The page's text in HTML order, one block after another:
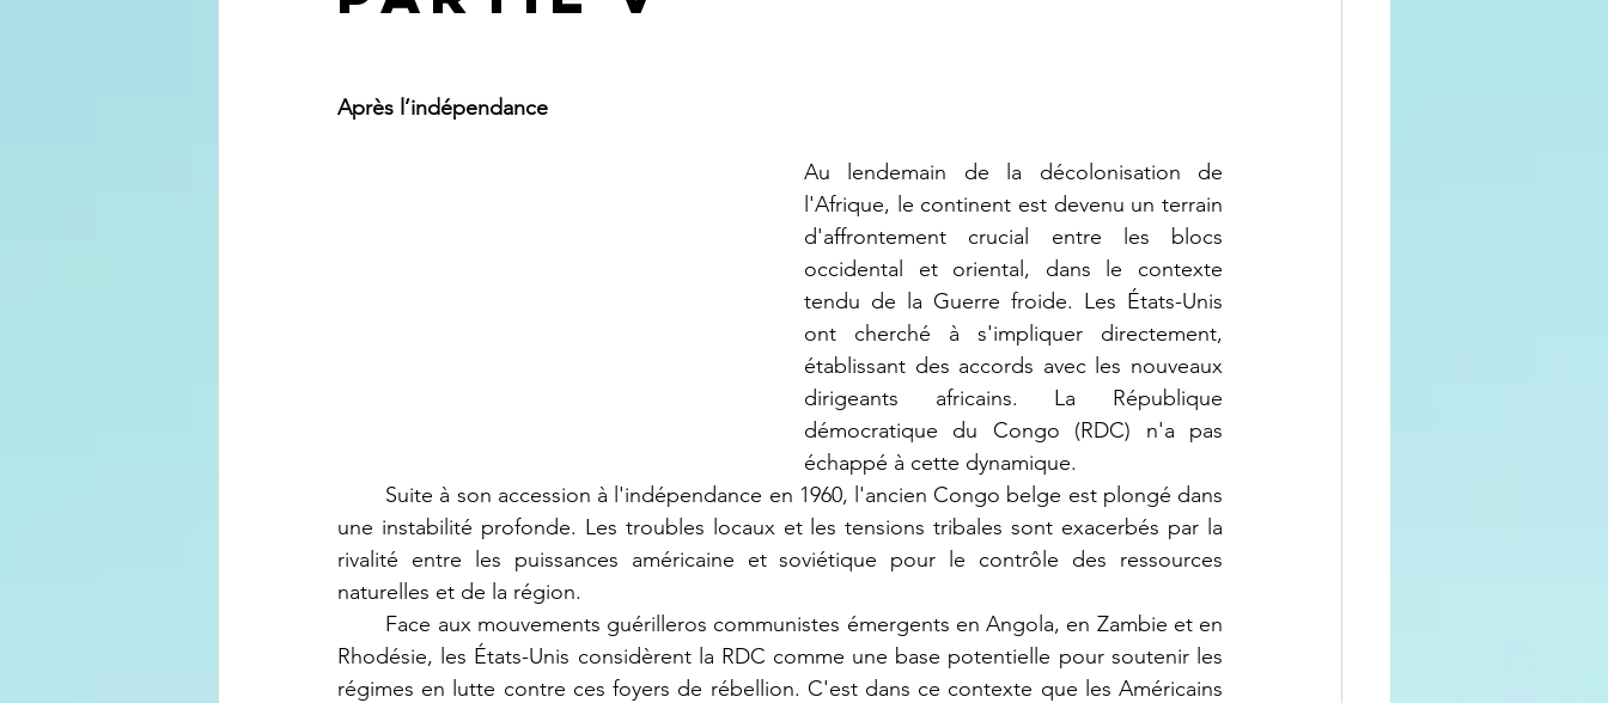
Après l’indépendance
Au lendemain de la décolonisation de
l'Afrique, le continent est devenu un terrain
d'affrontement crucial entre les blocs
occidental et oriental, dans le contexte
tendu de la Guerre froide. Les États-Unis
ont cherché à s'impliquer directement,
établissant des accords avec les nouveaux
dirigeants africains. La République
démocratique du Congo (RDC) n'a pas
échappé à cette dynamique.
une instabilité profonde. Les troubles locaux et les tensions tribales sont exacerbés par la
rivalité entre les puissances américaine et soviétique pour le contrôle des ressources
naturelles et de la région.
Rhodésie, les États-Unis considèrent la RDC comme une base potentielle pour soutenir les
régimes en lutte contre ces foyers de rébellion. C'est dans ce contexte que les Américains